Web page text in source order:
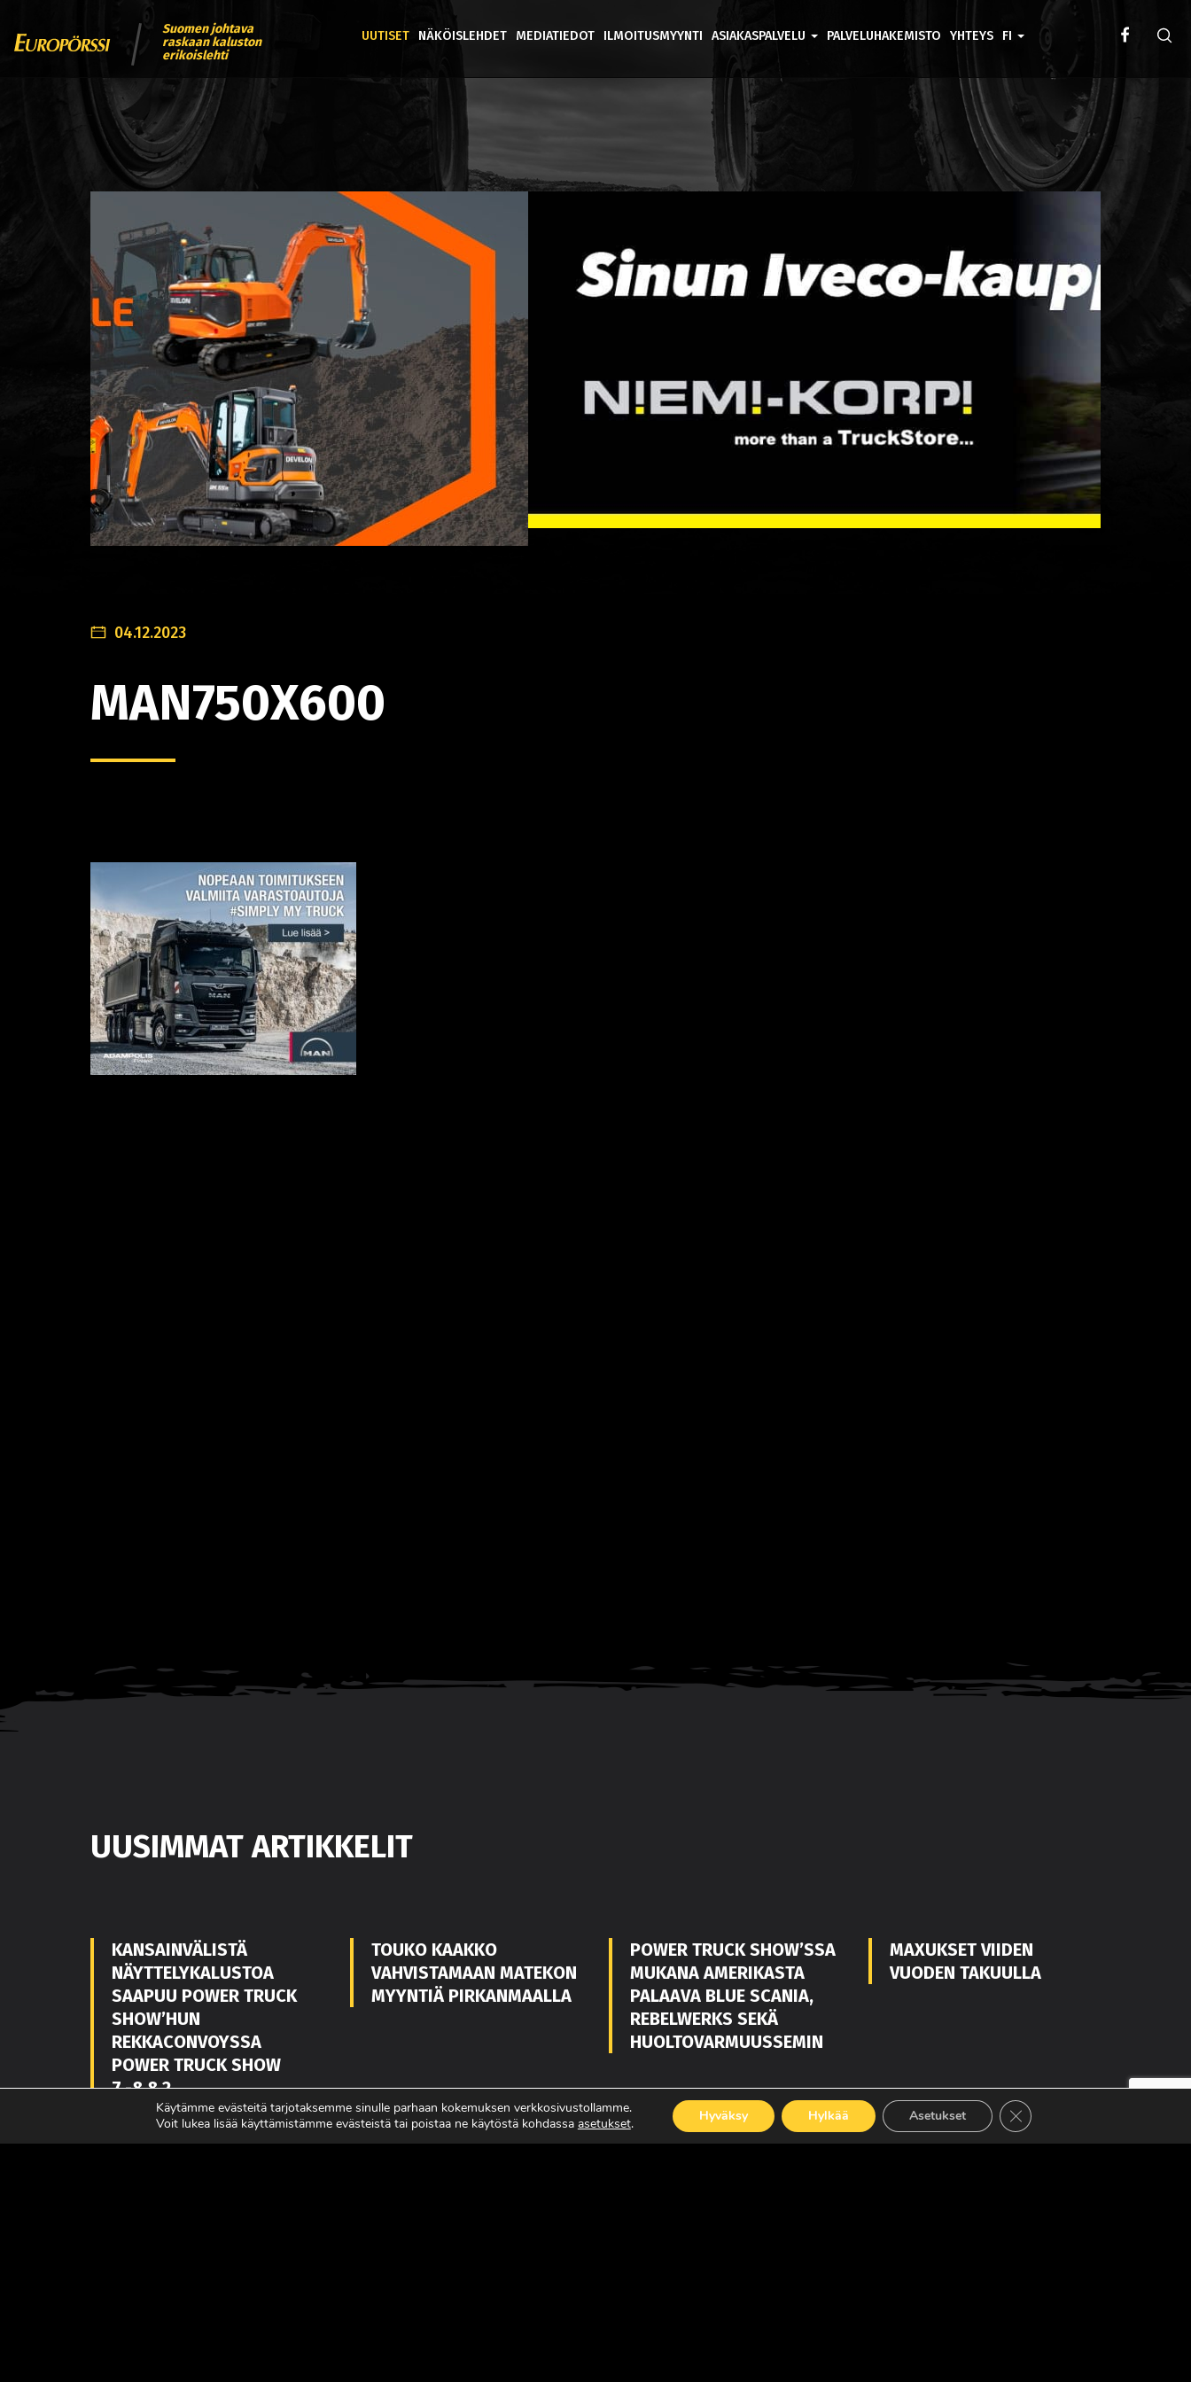
Suomen johtava
raskaan kaluston
erikoislehti
UUTISET NÄKÖISLEHDET MEDIATIEDOT ILMOITUSMYYNTI ASIAKASPALVELU PALVELUHAKEMISTO YHTEYS FI
04.12.2023
MAN750X600
UUSIMMAT ARTIKKELIT
KANSAINVÄLISTÄ
NÄYTTELYKALUSTOA
SAAPUU POWER TRUCK
SHOW’HUN
REKKACONVOYSSA
POWER TRUCK SHOW
7.-8.8.2
LUE LISÄÄ
TOUKO KAAKKO
VAHVISTAMAAN MATEKON
MYYNTIÄ PIRKANMAALLA
LUE LISÄÄ
POWER TRUCK SHOW’SSA
MUKANA AMERIKASTA
PALAAVA BLUE SCANIA,
REBELWERKS SEKÄ
HUOLTOVARMUUSSEMIN
LUE LISÄÄ
MAXUKSET VIIDEN
VUODEN TAKUULLA
LUE LISÄÄ
Käytämme evästeitä tarjotaksemme sinulle parhaan kokemuksen verkkosivustollamme.
Voit lukea lisää käyttämistämme evästeistä tai poistaa ne käytöstä kohdassa asetukset. Hyväksy Hylkää Asetukset Sulje evästebanneri